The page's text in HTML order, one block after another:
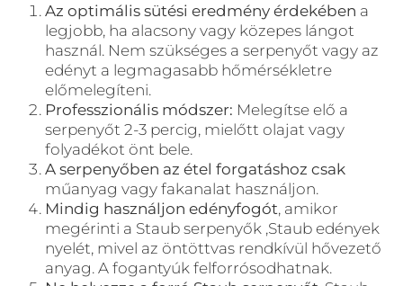
Az optimális sütési eredmény érdekében a
legjobb, ha alacsony vagy közepes lángot
használ. Nem szükséges a serpenyőt vagy az
edényt a legmagasabb hőmérsékletre
előmelegíteni.
Professzionális módszer: Melegítse elő a
serpenyőt 2-3 percig, mielőtt olajat vagy
folyadékot önt bele.
A serpenyőben az étel forgatáshoz csak
műanyag vagy fakanalat használjon.
Mindig használjon edényfogót, amikor
megérinti a Staub serpenyők ,Staub edények
nyelét, mivel az öntöttvas rendkívül hővezető
anyag. A fogantyúk felforrósodhatnak.